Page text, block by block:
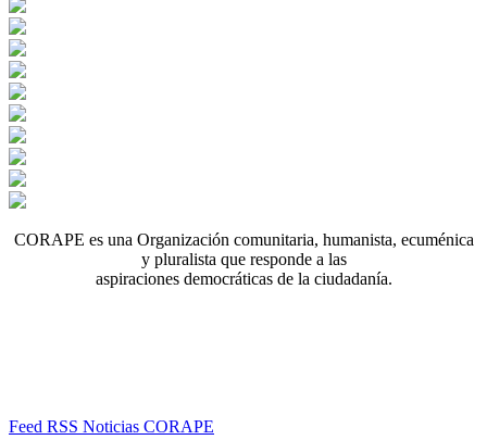
CORAPE es una Organización comunitaria, humanista, ecuménica
y pluralista que responde a las
aspiraciones democráticas de la ciudadanía.
Feed RSS Noticias CORAPE